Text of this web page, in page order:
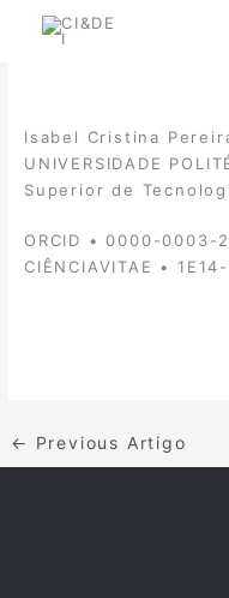
Isabel Cristina
UNIVERSIDADE
Superior de
ORCID • 0000-0003-
CIÊNCIAVITAE •
← Previous Artigo